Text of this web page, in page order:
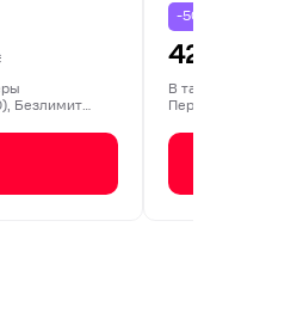
Безлимит
-50% на
425
В тариф входят:
Перенос